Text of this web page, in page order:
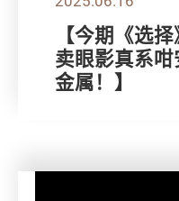
【今期《选
卖眼影真系
金属！】